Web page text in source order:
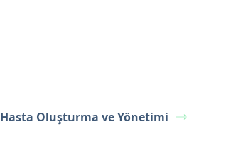
Hasta Oluşturma ve Yönetimi